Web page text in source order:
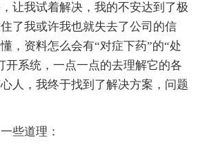
让我试着解决，我的不安达到了极
了我或许我也就失去了公司的信
，资料怎么会有“对症下药”的“处
开系统，一点一点的去理解它的各
人，我终于找到了解决方案，问题
些道理：